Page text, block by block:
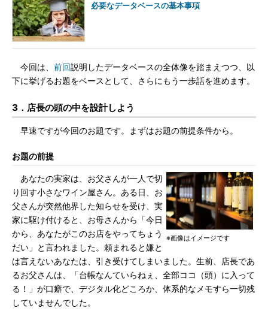
必要なデータベースの基本事項
今回は、 前回説明したデータベースの全体像を踏まえつつ、以
下に挙げるお題をベースとして、さらにもう一歩話を進めます。
3．店長の頭の中を設計しよう
早速ですが今回のお題です。まずはお題の前提条件から。
お題の前提
※画像はイメージです
あなたの実家は、お父さんが一人で切
り回す小さなワイン屋さん。ある日、お
父さんが突然他界した知らせを受け、実
家に駆け付けると、お母さんから「今日
から、あなたがこのお店をやってちょう
だい」と言われました。頼まれると嫌と
は言えないあなたは、引き受けてしまいました。生前、店長であ
るお父さんは、「台帳なんていらねぇ、全部ココ（頭）に入って
る！」が口癖で、デジタル化どころか、体系的なメモすら一切残
していませんでした。